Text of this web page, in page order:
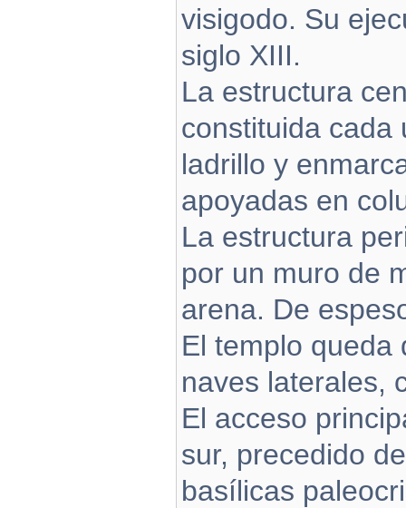
visigodo. Su
siglo XIII.
La estructura
constituida cada
ladrillo y
apoyadas en
La estructura
por un muro de
arena. De
El templo queda
naves laterales,
El acceso
sur, precedido
basílicas